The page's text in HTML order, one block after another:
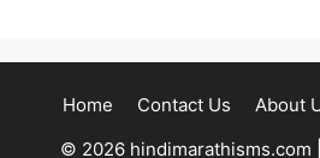
Home Contact Us About
© 2026 hindimarathisms.com